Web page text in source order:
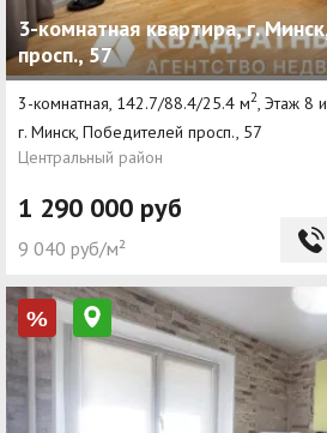
3-комнатная квартира, г.
просп., 57
3-комнатная, 142.7/88.4/25.4 м2, Этаж 8
г. Минск, Победителей просп., 57
Центральный район
1 290 000 руб
9 040 руб/м²
%